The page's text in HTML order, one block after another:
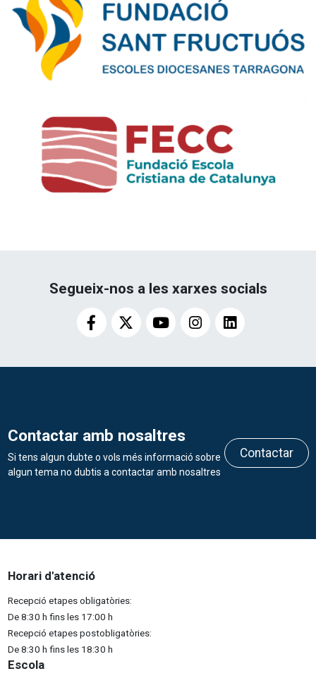
Segueix-nos a les xarxes socials
Contactar amb nosaltres
Si tens algun dubte o vols més informació sobre
algun tema no dubtis a contactar amb nosaltres
Contactar
Horari d'atenció
Recepció etapes obligatòries:
De 8:30 h fins les 17:00 h
Recepció etapes postobligatòries:
De 8:30 h fins les 18:30 h
Escola